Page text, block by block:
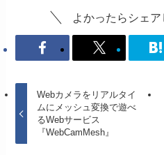
よかったらシェア
Webカメラをリアルタイ
ムにメッシュ変換で遊べ
るWebサービス
『WebCamMesh』